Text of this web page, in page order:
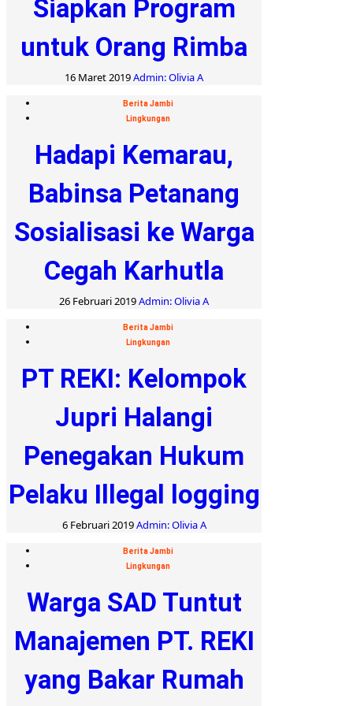
Siapkan Program
untuk Orang Rimba
16 Maret 2019Admin: Olivia A
Berita Jambi
Lingkungan
Hadapi Kemarau,
Babinsa Petanang
Sosialisasi ke Warga
Cegah Karhutla
26 Februari 2019Admin: Olivia A
Berita Jambi
Lingkungan
PT REKI: Kelompok
Jupri Halangi
Penegakan Hukum
Pelaku Illegal logging
6 Februari 2019Admin: Olivia A
Berita Jambi
Lingkungan
Warga SAD Tuntut
Manajemen PT. REKI
yang Bakar Rumah